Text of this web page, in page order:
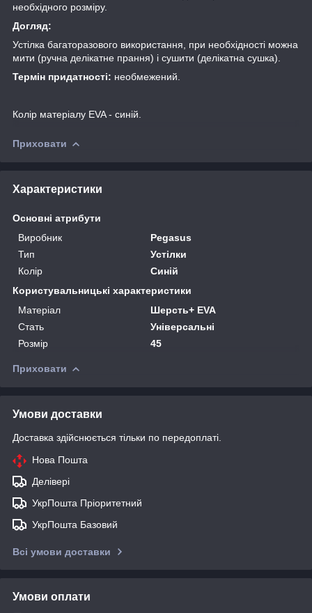
необхідного розміру.
Догляд:
Устілка багаторазового використання, при необхідності можна
мити (ручна делікатне прання) і сушити (делікатна сушка).
Термін придатності: необмежений.
Колір матеріалу EVA - синій.
Приховати
Характеристики
Основні атрибути
Виробник
Pegasus
Тип
Устілки
Колір
Синій
Користувальницькі характеристики
Матеріал
Шерсть+ EVA
Стать
Універсальні
Розмір
45
Приховати
Умови доставки
Доставка здійснюється тільки по передоплаті.
Нова Пошта
Делівері
УкрПошта Пріоритетний
УкрПошта Базовий
Всі умови доставки
Умови оплати